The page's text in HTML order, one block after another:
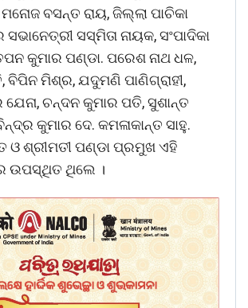
ବସନ୍ତ ରାୟ, ଜିଲ୍ଲା ପାଚିକା
ସଭାନେତ୍ରୀ ସସ୍ମିତା ନାୟକ, ସଂପାଦିକା
କୁମାର ପଣ୍ଡା. ପରେଶ ନାଥ ଧଳ,
ବିପିନ ମିଶ୍ର, ଯଦୁମଣି ପାଣିଗ୍ରାହୀ,
ଚନ୍ଦନ କୁମାର ପତି, ସୁଶାନ୍ତ
କୁମାର ଦେ. କମଳାକାନ୍ତ ସାହୁ.
ଓ ଶ୍ରୀମତୀ ପଣ୍ଡା ପ୍ରମୁଖ ଏହି
ଉପସ୍ଥିତ ଥିଲେ ।